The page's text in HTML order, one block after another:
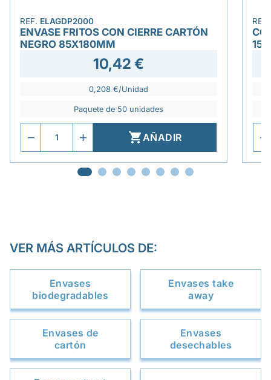
REF. ELAGDP2000
ENVASE FRITOS CON CIERRE CARTÓN
NEGRO 85X180MM
10,42 €
0,208 €/Unidad
Paquete de 50 unidades
AÑADIR
VER MÁS ARTÍCULOS DE:
Envases
biodegradables
Envases take
away
Envases de
cartón
Envases
desechables